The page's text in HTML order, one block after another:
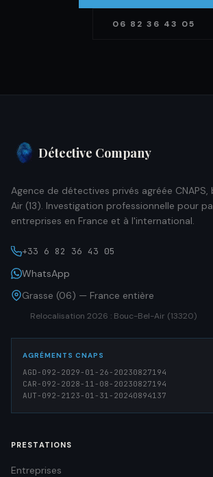
06 82 36 43 05
Détective Company
Agence de détectives privés agréée
Air (13). Investigation professionnelle pour
entreprises en France et à l'international.
+33 6 82 36 43 05
WhatsApp
Grasse (06) — France entière
Relocalisation 2026 : Bouc-Bel-Air (13320)
AGRÉMENTS CNAPS
AGD-092-2029-01-26-20230827194
CAR-092-2028-11-08-20230827194
AUT-092-2123-01-31-20240894137
PRESTATIONS
Entreprises